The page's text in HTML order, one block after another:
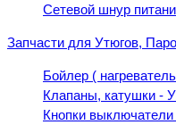
Сетевой шнур
Запчасти для Утюгов,
Бойлер (
Клапаны, катушки -
Кнопки